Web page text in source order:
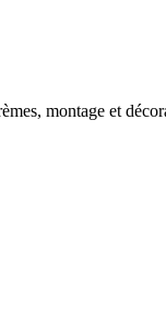
montage et